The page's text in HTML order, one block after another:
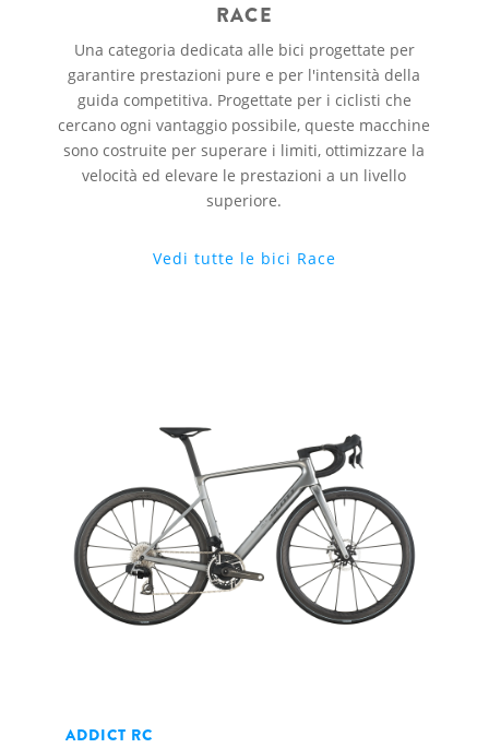
RACE
Una categoria dedicata alle bici progettate per
garantire prestazioni pure e per l'intensità della
guida competitiva. Progettate per i ciclisti che
cercano ogni vantaggio possibile, queste macchine
sono costruite per superare i limiti, ottimizzare la
velocità ed elevare le prestazioni a un livello
superiore.
Vedi tutte le bici Race
ADDICT RC